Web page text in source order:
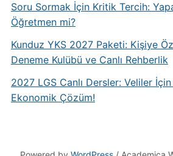
Soru Sormak İçin Kritik Tercih:
Öğretmen mi?
Kunduz YKS 2027 Paketi: Kişiye
Deneme Kulübü ve Canlı Rehberlik
2027 LGS Canlı Dersler: Veliler
Ekonomik Çözüm!